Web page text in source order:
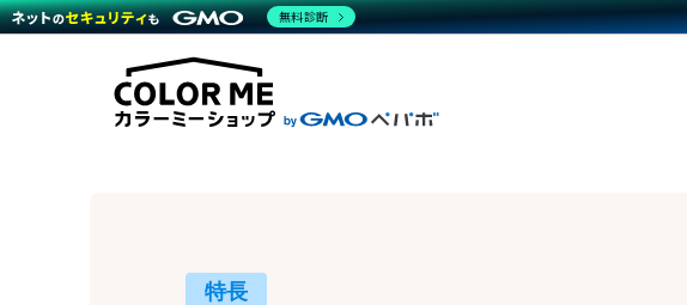
商材一覧を見る
機能一覧を見る
WordPress導入
料金
プラン・料金一覧を見る
事例
運営サポート
サポート一覧を見る
特長
無料診断